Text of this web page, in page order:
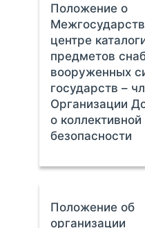
Положение о
центре
предметов
вооруженных
государств –
Организации
о коллективной
безопасности
Положение об
организации